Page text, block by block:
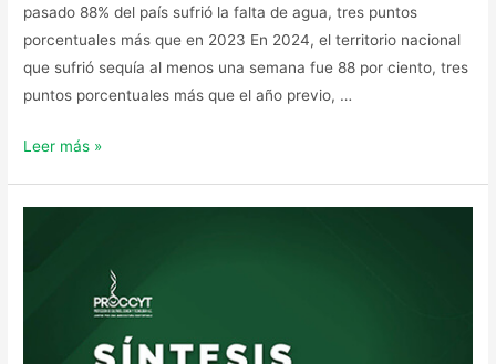
pasado 88% del país sufrió la falta de agua, tres puntos
porcentuales más que en 2023 En 2024, el territorio nacional
que sufrió sequía al menos una semana fue 88 por ciento, tres
puntos porcentuales más que el año previo, …
Leer más »